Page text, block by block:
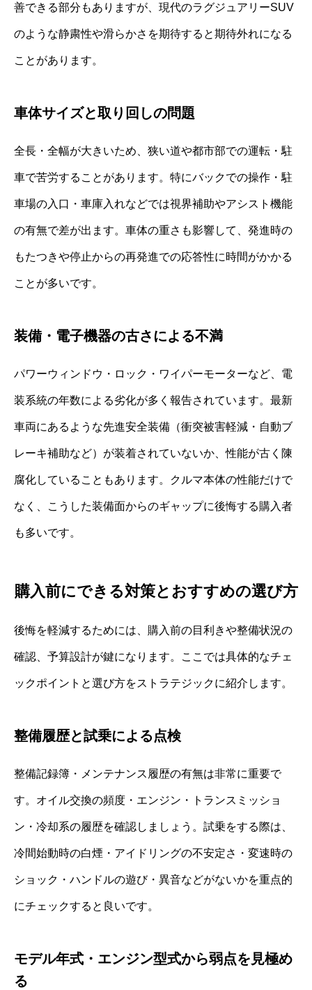
善できる部分もありますが、現代のラグジュアリーSUV
のような静粛性や滑らかさを期待すると期待外れになる
ことがあります。
車体サイズと取り回しの問題
全長・全幅が大きいため、狭い道や都市部での運転・駐
車で苦労することがあります。特にバックでの操作・駐
車場の入口・車庫入れなどでは視界補助やアシスト機能
の有無で差が出ます。車体の重さも影響して、発進時の
もたつきや停止からの再発進での応答性に時間がかかる
ことが多いです。
装備・電子機器の古さによる不満
パワーウィンドウ・ロック・ワイパーモーターなど、電
装系統の年数による劣化が多く報告されています。最新
車両にあるような先進安全装備（衝突被害軽減・自動ブ
レーキ補助など）が装着されていないか、性能が古く陳
腐化していることもあります。クルマ本体の性能だけで
なく、こうした装備面からのギャップに後悔する購入者
も多いです。
購入前にできる対策とおすすめの選び方
後悔を軽減するためには、購入前の目利きや整備状況の
確認、予算設計が鍵になります。ここでは具体的なチェ
ックポイントと選び方をストラテジックに紹介します。
整備履歴と試乗による点検
整備記録簿・メンテナンス履歴の有無は非常に重要で
す。オイル交換の頻度・エンジン・トランスミッショ
ン・冷却系の履歴を確認しましょう。試乗をする際は、
冷間始動時の白煙・アイドリングの不安定さ・変速時の
ショック・ハンドルの遊び・異音などがないかを重点的
にチェックすると良いです。
モデル年式・エンジン型式から弱点を見極め
る